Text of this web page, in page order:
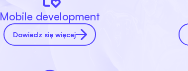
Mobile development
Dowiedz się więcej